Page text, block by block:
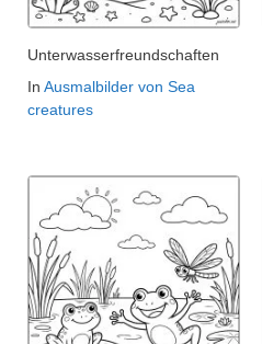
Unterwasserfreundschaften
In Ausmalbilder von Sea
creatures